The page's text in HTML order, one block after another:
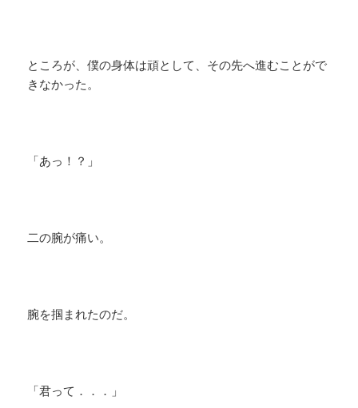
ところが、僕の身体は頑として、その先へ進むことがで
きなかった。
「あっ！？」
二の腕が痛い。
腕を掴まれたのだ。
「君って．．．」